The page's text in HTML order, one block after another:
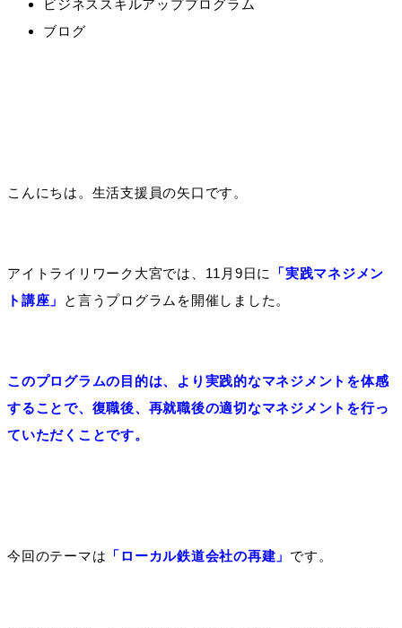
ビジネススキルアッププログラム
ブログ
こんにちは。生活支援員の矢口です。
アイトライリワーク大宮では、11月9日に
「実践マネジメン
ト講座」
と言うプログラムを開催しました。
このプログラムの目的は、より実践的なマネジメントを体感
することで、復職後、再就職後の適切なマネジメントを行っ
ていただくことです。
今回のテーマは 「ローカル鉄道会社の再建」 です。